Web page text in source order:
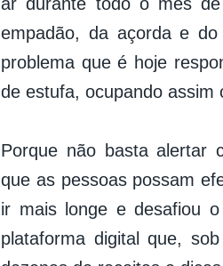
empadão, da açorda e
problema que é hoje
de estufa, ocupando assim
Porque não basta alertar
que as pessoas possam
ir mais longe e desafiou
plataforma digital que,